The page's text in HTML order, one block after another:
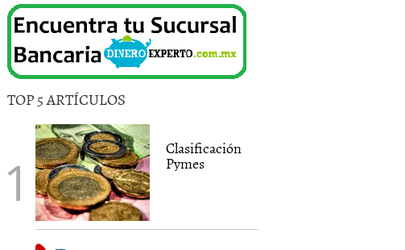
TOP 5 ARTÍCULOS
Clasificación
Pymes